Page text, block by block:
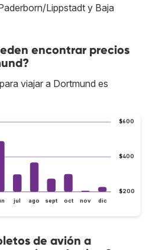
Lippstadt y Baja
encontrar precios
viajar a Dortmund es
$200
$400
$600
jul ago sept oct nov dic
de avión a